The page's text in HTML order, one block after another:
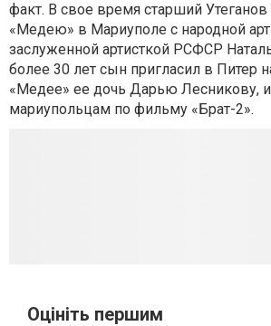
факт. В свое время старший Утеганов
«Медею» в Мариуполе с народной
заслуженной артисткой РСФСР
более 30 лет сын пригласил в Питер
«Медее» ее дочь Дарью Лесникову,
мариупольцам по фильму «Брат-2».
Оцініть першим